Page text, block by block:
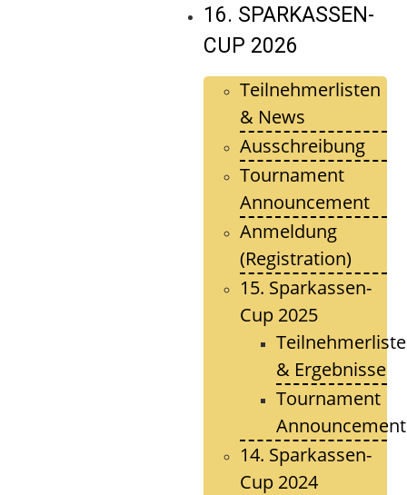
16. SPARKASSEN-
CUP 2026
Teilnehmerlisten
& News
Ausschreibung
Tournament
Announcement
Anmeldung
(Registration)
15. Sparkassen-
Cup 2025
& Ergebnisse
Tournament
Announcement
14. Sparkassen-
Cup 2024